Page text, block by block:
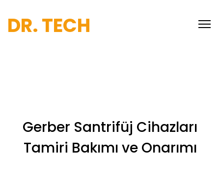
DR. TECH
Gerber Santrifüj Cihazları
Tamiri Bakımı ve Onarımı